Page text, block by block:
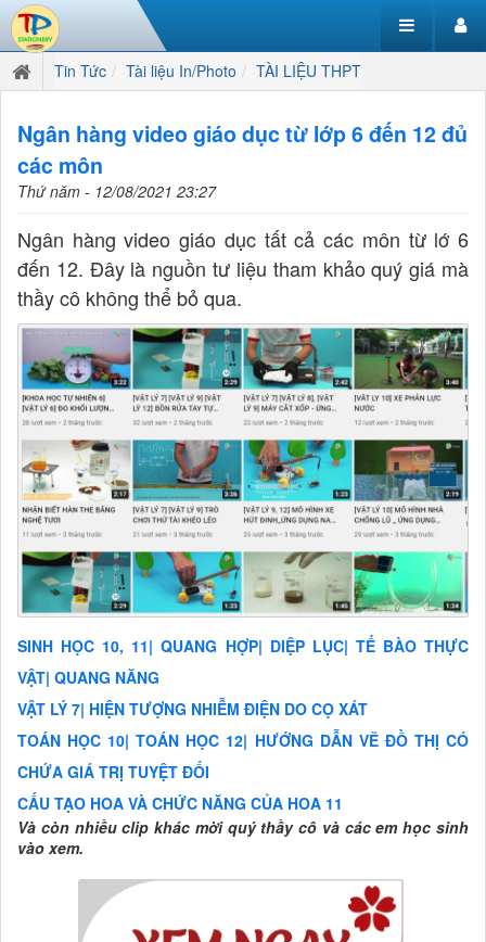
Tin Tức Tài liệu In/Photo TÀI LIỆU THPT
Ngân hàng video giáo dục từ lớp 6 đến 12 đủ
các môn
Thứ năm - 12/08/2021 23:27
Ngân hàng video giáo dục tất cả các môn từ lớ 6
đến 12. Đây là nguồn tư liệu tham khảo quý giá mà
thầy cô không thể bỏ qua.
SINH HỌC 10, 11| QUANG HỢP| DIỆP LỤC| TẾ BÀO THỰC
VẬT| QUANG NĂNG
VẬT LÝ 7| HIỆN TƯỢNG NHIỄM ĐIỆN DO CỌ XÁT
TOÁN HỌC 10| TOÁN HỌC 12| HƯỚNG DẪN VẼ ĐỒ THỊ CÓ
CHỨA GIÁ TRỊ TUYỆT ĐỐI
CẤU TẠO HOA VÀ CHỨC NĂNG CỦA HOA 11
Và còn nhiều clip khác mời quý thầy cô và các em học sinh
vào xem.